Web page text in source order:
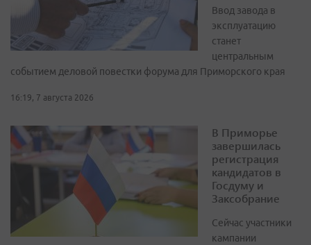
Ввод завода в
эксплуатацию
станет
центральным
событием деловой повестки форума для Приморского края
16:19, 7 августа 2026
В Приморье
завершилась
регистрация
кандидатов в
Госдуму и
Заксобрание
Сейчас участники
кампании